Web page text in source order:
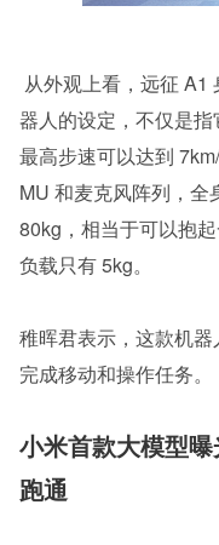
从外观上看，远征 A1
器人的设定，不仅是指
最高步速可以达到
MU 和麦克风阵列，全
80kg，相当于可以抱
负载只有 5kg。
稚晖君表示，这款机
完成移动和操作任务。
小米首款大模型
跑通